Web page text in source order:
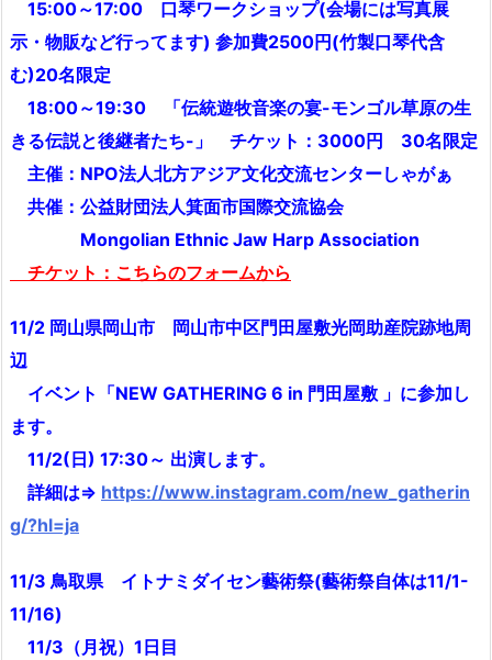
15:00～17:00 口琴ワークショップ(会場には写真展
示・物販など行ってます) 参加費2500円(竹製口琴代含
む)20名限定
18:00～19:30 「伝統遊牧音楽の宴-モンゴル草原の生
きる伝説と後継者たち-」 チケット：3000円 30名限定
主催：NPO法人北方アジア文化交流センターしゃがぁ
共催：公益財団法人箕面市国際交流協会
Mongolian Ethnic Jaw Harp Association
チケット：こちらのフォームから
11/2 岡山県岡山市 岡山市中区門田屋敷光岡助産院跡地周
辺
イベント「NEW GATHERING 6 in 門田屋敷 」に参加し
ます。
11/2(日) 17:30～ 出演します。
詳細は⇒ https://www.instagram.com/new_gatherin
g/?hl=ja
11/3 鳥取県 イトナミダイセン藝術祭(藝術祭自体は11/1-
11/16)
11/3（月祝）1日目